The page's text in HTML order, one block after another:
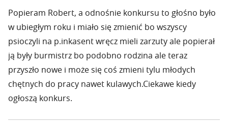
Popieram Robert, a odnośnie konkursu to głośno było
w ubiegłym roku i miało się zmienić bo wszyscy
psioczyli na p.inkasent wręcz mieli zarzuty ale popierał
ją były burmistrz bo podobno rodzina ale teraz
przyszło nowe i może się coś zmieni tylu młodych
chętnych do pracy nawet kulawych.Ciekawe kiedy
ogłoszą konkurs.